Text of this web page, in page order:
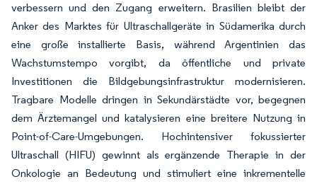
verbessern und den Zugang erweitern. Brasilien bleibt der
Anker des Marktes für Ultraschallgeräte in Südamerika durch
eine große installierte Basis, während Argentinien das
Wachstumstempo vorgibt, da öffentliche und private
Investitionen die Bildgebungsinfrastruktur modernisieren.
Tragbare Modelle dringen in Sekundärstädte vor, begegnen
dem Ärztemangel und katalysieren eine breitere Nutzung in
Point-of-Care-Umgebungen. Hochintensiver fokussierter
Ultraschall (HIFU) gewinnt als ergänzende Therapie in der
Onkologie an Bedeutung und stimuliert eine inkrementelle